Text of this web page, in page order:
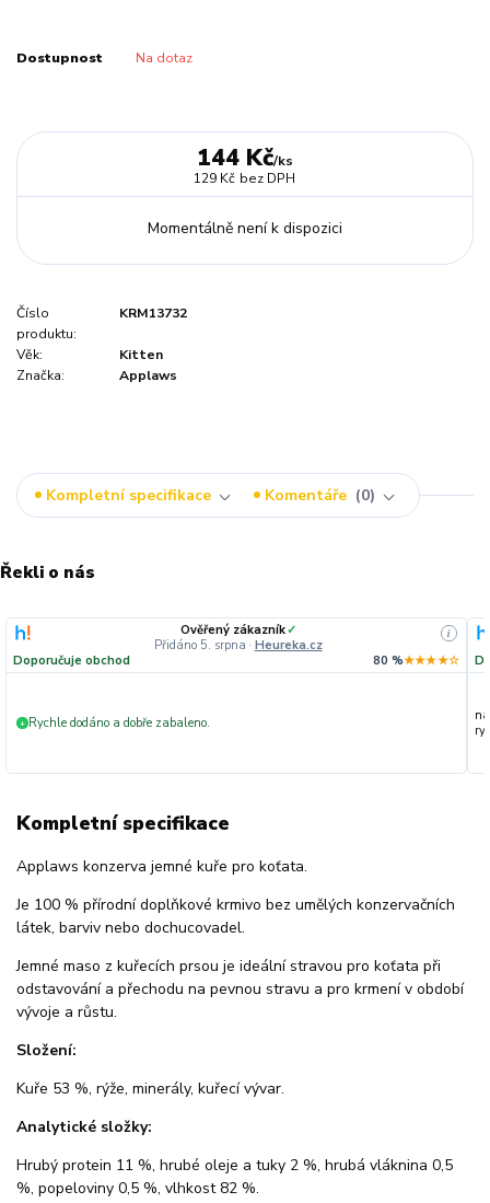
Dostupnost Na dotaz
144 Kč/ks
129 Kč bez DPH
Momentálně není k dispozici
Číslo
produktu:
KRM13732
Věk:
Kitten
Značka:
Applaws
Kompletní specifikace Komentáře 0
Řekli o nás
Ověřený zákazník✓
Přidáno 5. srpna · Heureka.cz
i
Doporučuje obchod 80 %★★★★☆
+ Rychle dodáno a dobře zabaleno.
Kompletní specifikace
Applaws konzerva jemné kuře pro koťata.
Je 100 % přírodní doplňkové krmivo bez umělých konzervačních
látek, barviv nebo dochucovadel.
Jemné maso z kuřecích prsou je ideální stravou pro koťata při
odstavování a přechodu na pevnou stravu a pro krmení v období
vývoje a růstu.
Složení:
Kuře 53 %, rýže, minerály, kuřecí vývar.
Analytické složky:
Hrubý protein 11 %, hrubé oleje a tuky 2 %, hrubá vláknina 0,5
%, popeloviny 0,5 %, vlhkost 82 %.